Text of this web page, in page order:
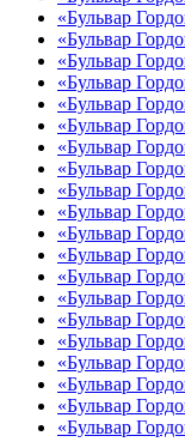
«Бульвар
«Бульвар
«Бульвар
«Бульвар
«Бульвар
«Бульвар
«Бульвар
«Бульвар
«Бульвар
«Бульвар
«Бульвар
«Бульвар
«Бульвар
«Бульвар
«Бульвар
«Бульвар
«Бульвар
«Бульвар
«Бульвар
«Бульвар